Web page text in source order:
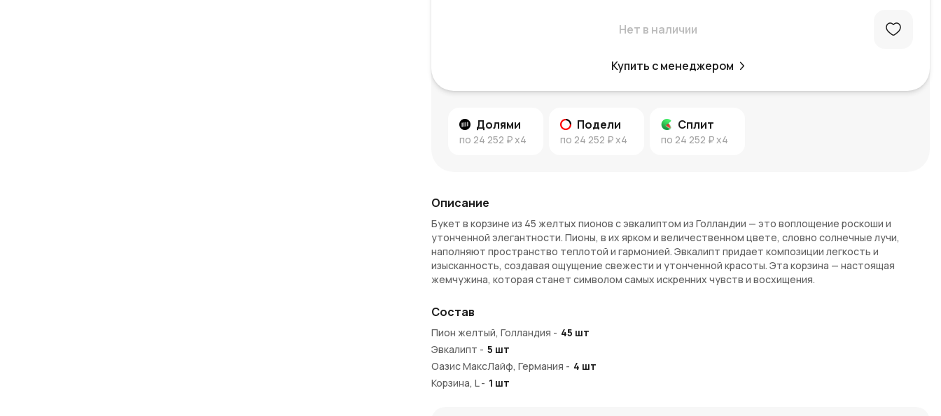
Нет в наличии
Купить с менеджером
Долями
по 24 252 ₽x4
Подели
по 24 252 ₽x4
Сплит
по 24 252 ₽x4
Описание
Букет в корзине из 45 желтых пионов с эвкалиптом из Голландии — это воплощение роскоши и
утонченной элегантности. Пионы, в их ярком и величественном цвете, словно солнечные лучи,
наполняют пространство теплотой и гармонией. Эвкалипт придает композиции легкость и
изысканность, создавая ощущение свежести и утонченной красоты. Эта корзина — настоящая
жемчужина, которая станет символом самых искренних чувств и восхищения.
Шикарное сочетание
: 45 желтых пионов и эвкалипт создают невероятно роскошную и в то же
время гармоничную композицию.
Великолепие и яркость
красотой, добавляя изысканности и величия.
Долговечность
Состав
Пион желтый, Голландия - 45 шт
Эвкалипт - 5 шт
Оазис МаксЛайф, Германия - 4 шт
Корзина, L- 1 шт